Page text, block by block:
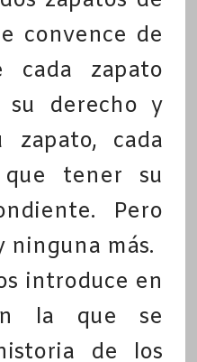
convence de
cada zapato
su derecho y
zapato, cada
tener su
Pero
ninguna más.
introduce en
la que se
de los